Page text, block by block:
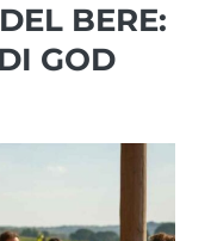
BERE:
GOD